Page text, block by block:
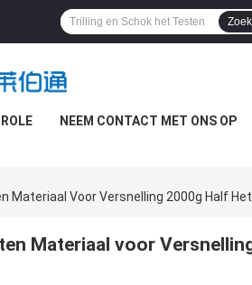
NEEM CONTACT MET ONS OP
Materiaal Voor Versnelling 2000g Half
Materiaal voor